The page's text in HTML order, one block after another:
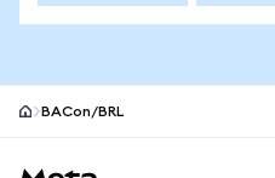
BACon/BRL